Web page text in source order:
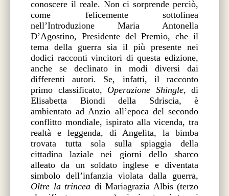
conoscere il reale. Non ci sorprende perciò,
come felicemente sottolinea
nell’Introduzione Maria Antonella
D’Agostino, Presidente del Premio, che il
tema della guerra sia il più presente nei
dodici racconti vincitori di questa edizione,
anche se declinato in modi diversi dai
differenti autori. Se, infatti, il racconto
primo classificato, Operazione Shingle, di
Elisabetta Biondi della Sdriscia, è
ambientato ad Anzio all’epoca del secondo
conflitto mondiale, ispirato alla vicenda, tra
realtà e leggenda, di Angelita, la bimba
trovata tutta sola sulla spiaggia della
cittadina laziale nei giorni dello sbarco
alleato da un soldato inglese e diventata
simbolo dell’infanzia violata dalla guerra,
Oltre la trincea di Mariagrazia Albis (terzo